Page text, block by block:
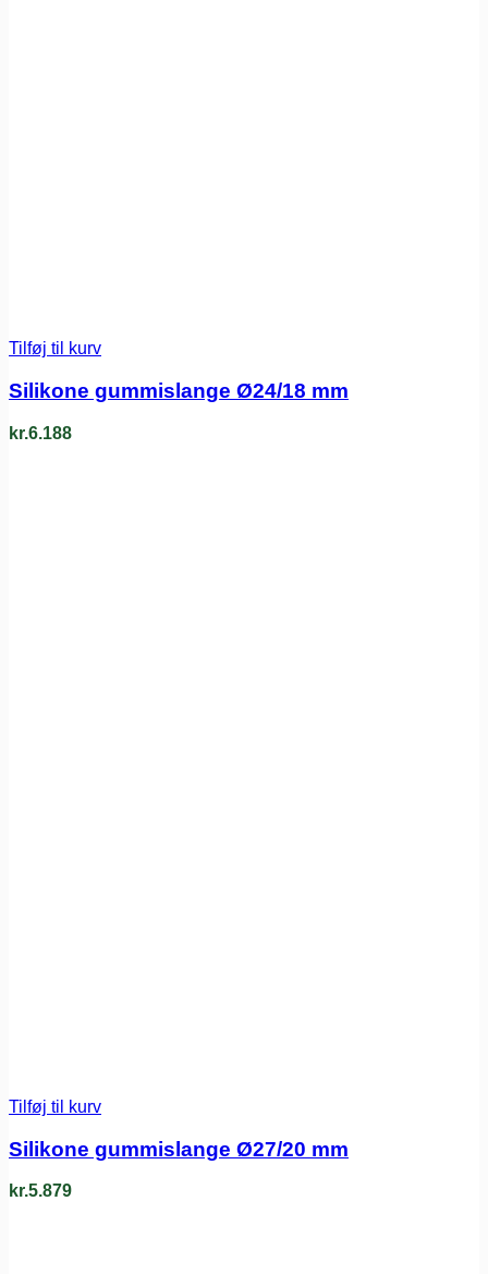
Tilføj til kurv
Silikone gummislange Ø24/18 mm
kr.6.188
Tilføj til kurv
Silikone gummislange Ø27/20 mm
kr.5.879